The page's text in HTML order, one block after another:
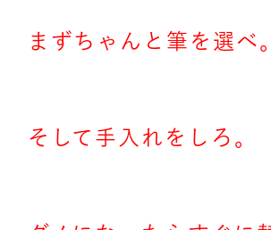
まずちゃんと筆を選べ
そして手入れをしろ。